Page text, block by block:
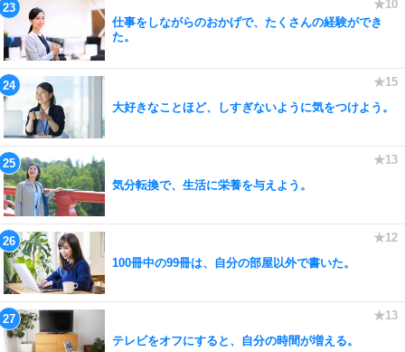
仕事をしながらのおかげで、たくさんの経験ができ
た。
大好きなことほど、しすぎないように気をつけよう。
気分転換で、生活に栄養を与えよう。
100冊中の99冊は、自分の部屋以外で書いた。
テレビをオフにすると、自分の時間が増える。